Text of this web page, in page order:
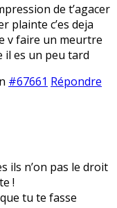
de t’agacer
plainte c’es deja
v faire un meurtre
il es un peu tard
#67661 Répondre
ils n’on pas le droit
!
tu te fasse